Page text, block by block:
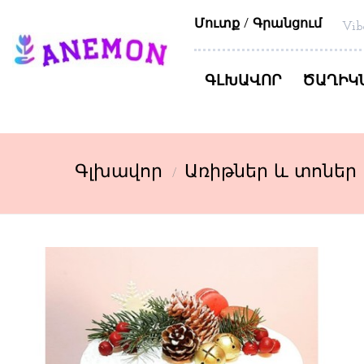
Մուտք Գրանցում
ԳԼԽԱՎՈՐ
Գլխավոր Առիթներ և տոներ